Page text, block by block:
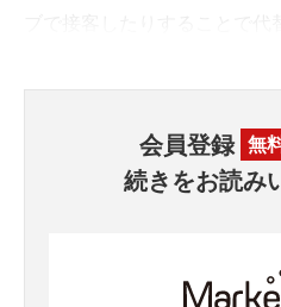
会員登録 無
続きをお読み